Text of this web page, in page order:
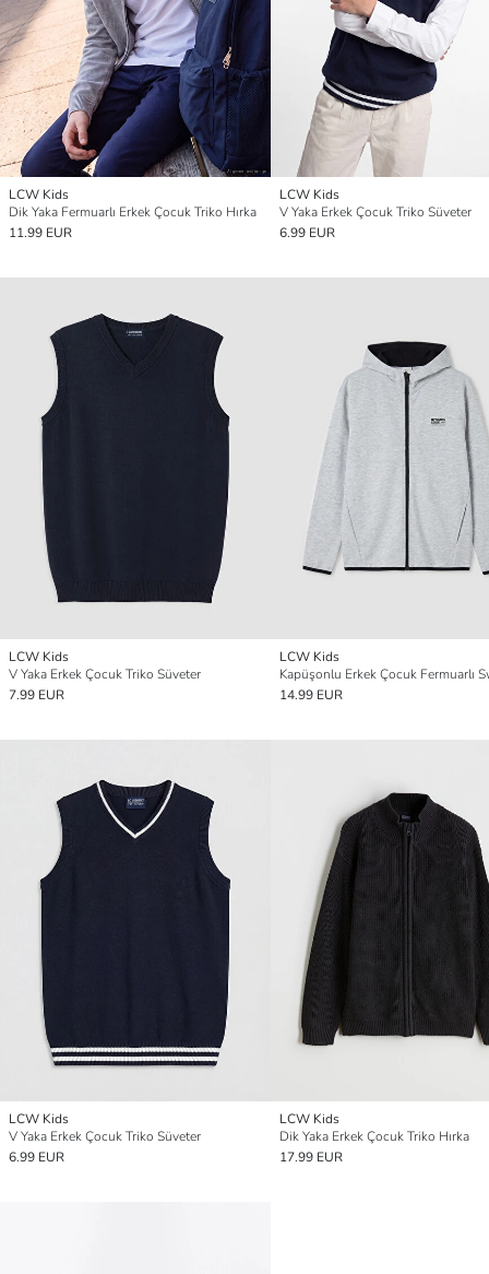
LCW Kids
Dik Yaka Fermuarlı Erkek Çocuk Triko Hırka
11.99 EUR
LCW Kids
V Yaka Erkek Çocuk Triko Süveter
6.99 EUR
LCW Kids
V Yaka Erkek Çocuk Triko Süveter
7.99 EUR
LCW Kids
14.99 EUR
LCW Kids
V Yaka Erkek Çocuk Triko Süveter
6.99 EUR
LCW Kids
Dik Yaka Erkek Çocuk Triko Hırka
17.99 EUR